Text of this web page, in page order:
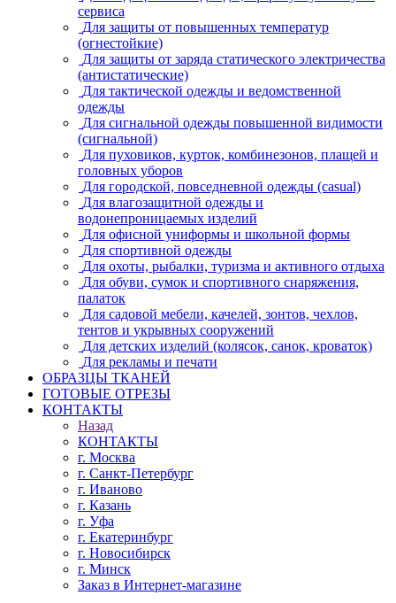
сервиса
Для защиты от повышенных температур
(огнестойкие)
Для защиты от заряда статического электричества
(антистатические)
Для тактической одежды и ведомственной
одежды
Для сигнальной одежды повышенной видимости
(сигнальной)
Для пуховиков, курток, комбинезонов, плащей и
головных уборов
Для городской, повседневной одежды (casual)
Для влагозащитной одежды и
водонепроницаемых изделий
Для офисной униформы и школьной формы
Для спортивной одежды
Для охоты, рыбалки, туризма и активного отдыха
Для обуви, сумок и спортивного снаряжения,
палаток
Для садовой мебели, качелей, зонтов, чехлов,
тентов и укрывных сооружений
Для детских изделий (колясок, санок, кроваток)
Для рекламы и печати
ОБРАЗЦЫ ТКАНЕЙ
ГОТОВЫЕ ОТРЕЗЫ
КОНТАКТЫ
Назад
КОНТАКТЫ
г. Москва
г. Санкт-Петербург
г. Иваново
г. Казань
г. Уфа
г. Екатеринбург
г. Новосибирск
г. Минск
Заказ в Интернет-магазине